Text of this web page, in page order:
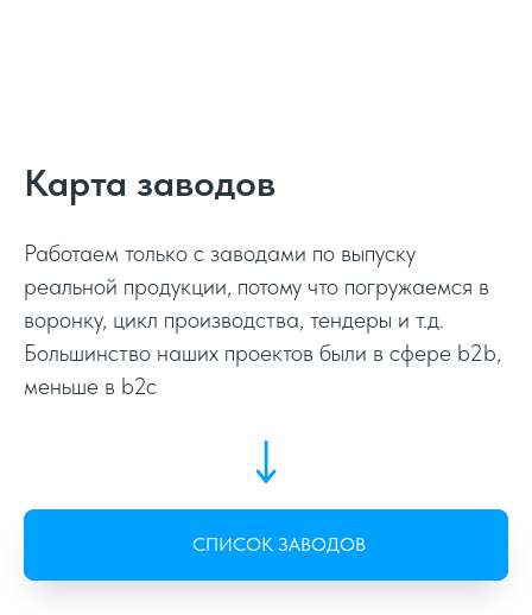
Карта заводов
Работаем только с заводами по выпуску
реальной продукции, потому что погружаемся в
воронку, цикл производства, тендеры и т.д.
Большинство наших проектов были в сфере b2b,
меньше в b2c
СПИСОК ЗАВОДОВ